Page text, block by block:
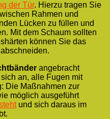
der Tür. Hierzu tragen Sie
Rahmen und
Lücken zu füllen und
Mit dem Schaum sollten
können Sie das
angebracht
an, alle Fugen mit
Die Maßnahmen zur
möglich ausgeführt
und sich daraus im